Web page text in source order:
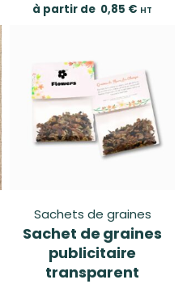
à partir de 0,85 € HT
Sachets de graines
Sachet de graines
publicitaire
transparent